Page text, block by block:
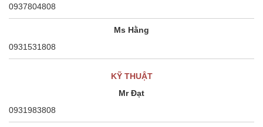
0937804808
Ms Hằng
0931531808
KỸ THUẬT
Mr Đạt
0931983808